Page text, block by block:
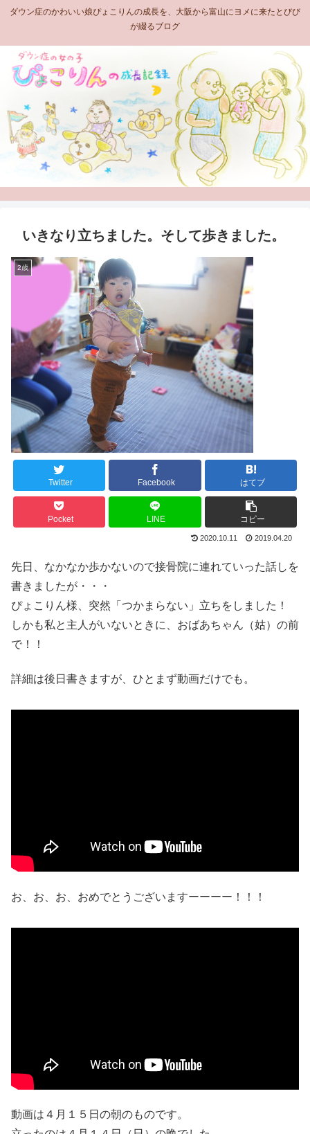
ダウン症のかわいい娘ぴょこりんの成長を、大阪から富山にヨメに来たとびび
が綴るブログ
いきなり立ちました。そして歩きました。
2歳
Twitter Facebook はてブ
Pocket LINE コピー
2020.10.11 2019.04.20
先日、なかなか歩かないので接骨院に連れていった話しを
書きましたが・・・
ぴょこりん様、突然「つかまらない」立ちをしました！
しかも私と主人がいないときに、おばあちゃん（姑）の前
で！！
詳細は後日書きますが、ひとまず動画だけでも。
お、お、お、おめでとうございますーーーー！！！
動画は４月１５日の朝のものです。